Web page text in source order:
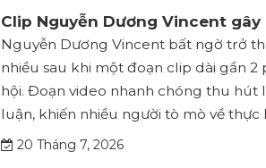
Clip Nguyễn Dương Vincent
Nguyễn Dương Vincent bất ngờ trở
nhiều sau khi một đoạn clip dài gần
hội. Đoạn video nhanh chóng thu
luận, khiến nhiều người tò mò về thực
20 Tháng 7, 2026